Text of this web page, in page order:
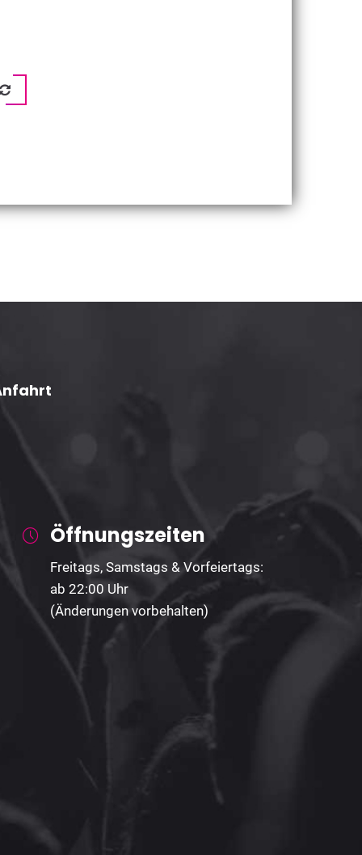
Öffnungszeiten
Freitags, Samstags & Vorfeiertags:
ab 22:00 Uhr
(Änderungen vorbehalten)